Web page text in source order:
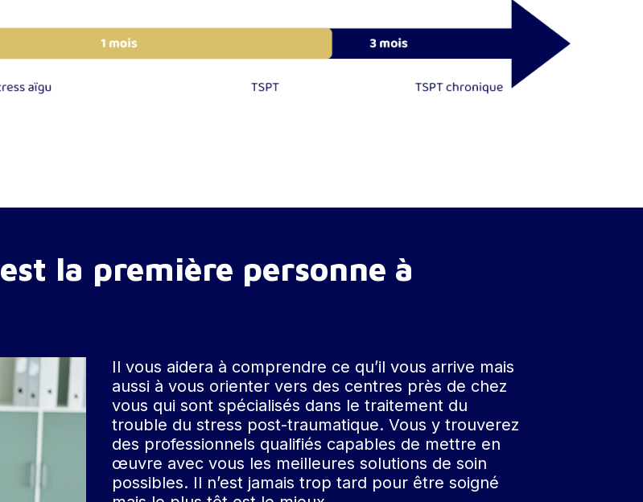
est la première personne à
Il vous aidera à comprendre ce qu’il vous arrive mais
aussi à vous orienter vers des centres près de chez
vous qui sont spécialisés dans le traitement du
trouble du stress post-traumatique. Vous y trouverez
des professionnels qualifiés capables de mettre en
œuvre avec vous les meilleures solutions de soin
possibles. Il n’est jamais trop tard pour être soigné